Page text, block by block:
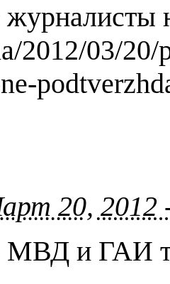
2012/03/
20, 2012
МВД и ГАИ